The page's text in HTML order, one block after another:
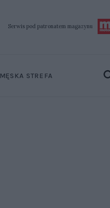
Serwis pod patronatem magazynu
MĘSKA STREFA